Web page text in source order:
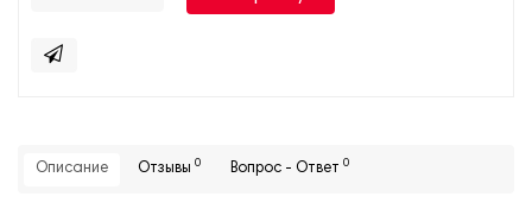
Описание Отзывы 0 Вопрос - Ответ 0